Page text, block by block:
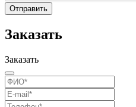
Отправить
Заказать
Заказать